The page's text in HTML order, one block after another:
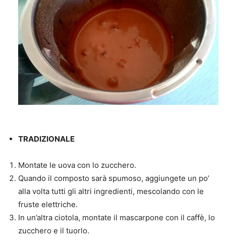
TRADIZIONALE
Montate le uova con lo zucchero.
Quando il composto sarà spumoso, aggiungete un po’
alla volta tutti gli altri ingredienti, mescolando con le
fruste elettriche.
In un’altra ciotola, montate il mascarpone con il caffè, lo
zucchero e il tuorlo.